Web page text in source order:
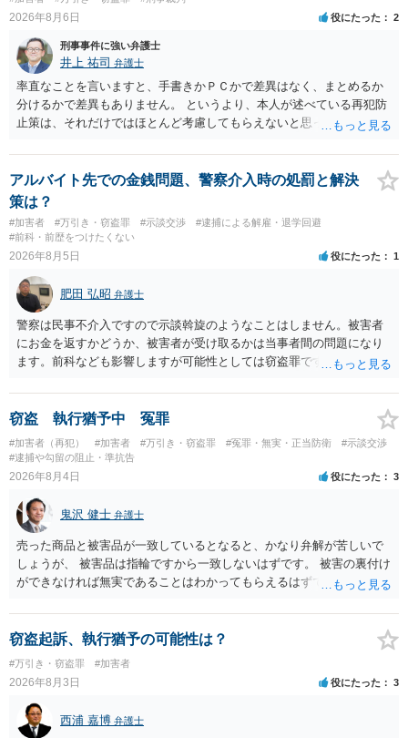
2026年8月6日 役にたった 2
刑事事件に強い弁護士
井上 祐司 弁護士
率直なことを言いますと、手書きかＰＣかで差異はなく、まとめるか
分けるかで差異もありません。 というより、本人が述べている再犯防
止策は、それだけではほとんど考慮してもらえないと思った方が良い
やカウンセリング・治療の内容 ・利用している再犯防止策（例えば保
護観察所と連携した職業支援の内容や具体的な就労・監督状況） ・監
督者の証言 など、証拠で担保された客観性と実現可能性があるもので
なければあまり意味がありません。 もともと執行猶予が狙える事案で
あれば本人の反省の言葉だけで十分であり、実刑となるか微妙な事案
では、本人が再発防止策をいくら述べてもほとんど効果は望めないと
アルバイト先での金銭問題、警察介入時の処罰と解決
策は？
#加害者 #万引き・窃盗罪 #示談交渉
#逮捕による解雇・退学回避
#前科・前歴をつけたくない
2026年8月5日 役にたった 1
肥田 弘昭 弁護士
警察は民事不介入ですので示談斡旋のようなことはしません。被害者
にお金を返すかどうか、被害者が受け取るかは当事者間の問題になり
ます。前科なども影響しますが可能性としては窃盗罪ですので、逮捕
窃盗 執行猶予中 冤罪
#加害者（再犯） #加害者 #万引き・窃盗罪 #冤罪・無実・正当防衛
#示談交渉
#逮捕や勾留の阻止・準抗告
2026年8月4日 役にたった 3
鬼沢 健士 弁護士
売った商品と被害品が一致しているとなると、かなり弁解が苦しいで
しょうが、 被害品は指輪ですから一致しないはずです。 被害の裏付け
ができなければ無実であることはわかってもらえるはずです。
窃盗起訴、執行猶予の可能性は？
#万引き・窃盗罪 #加害者
2026年8月3日 役にたった 3
西浦 嘉博 弁護士